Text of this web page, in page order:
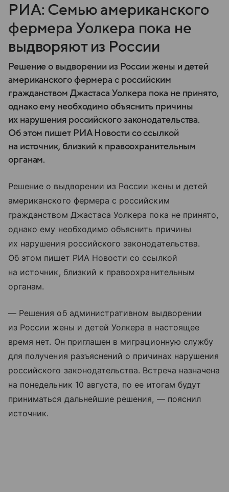
РИА: Семью американского
фермера Уолкера пока не
выдворяют из России
Решение о выдворении из России жены и детей
американского фермера с российским
гражданством Джастаса Уолкера пока не принято,
однако ему необходимо объяснить причины
их нарушения российского законодательства.
Об этом пишет РИА Новости со ссылкой
на источник, близкий к правоохранительным
органам.
Решение о выдворении из России жены и детей
американского фермера с российским
гражданством Джастаса Уолкера пока не принято,
однако ему необходимо объяснить причины
их нарушения российского законодательства.
Об этом пишет РИА Новости со ссылкой
на источник, близкий к правоохранительным
органам.
— Решения об административном выдворении
из России жены и детей Уолкера в настоящее
время нет. Он приглашен в миграционную службу
для получения разъяснений о причинах нарушения
российского законодательства. Встреча назначена
на понедельник 10 августа, по ее итогам будут
приниматься дальнейшие решения, — пояснил
источник.